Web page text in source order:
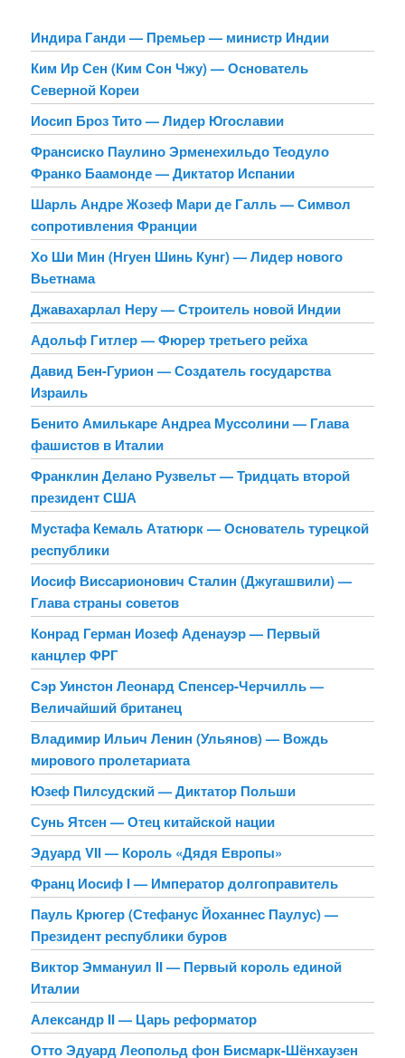
Индира Ганди — Премьер — министр Индии
Ким Ир Сен (Ким Сон Чжу) — Основатель
Северной Кореи
Иосип Броз Тито — Лидер Югославии
Франсиско Паулино Эрменехильдо Теодуло
Франко Баамонде — Диктатор Испании
Шарль Андре Жозеф Мари де Галль — Символ
сопротивления Франции
Хо Ши Мин (Нгуен Шинь Кунг) — Лидер нового
Вьетнама
Джавахарлал Неру — Строитель новой Индии
Адольф Гитлер — Фюрер третьего рейха
Давид Бен-Гурион — Создатель государства
Израиль
Бенито Амилькаре Андреа Муссолини — Глава
фашистов в Италии
Франклин Делано Рузвельт — Тридцать второй
президент США
Мустафа Кемаль Ататюрк — Основатель турецкой
республики
Иосиф Виссарионович Сталин (Джугашвили) —
Глава страны советов
Конрад Герман Иозеф Аденауэр — Первый
канцлер ФРГ
Сэр Уинстон Леонард Спенсер-Черчилль —
Величайший британец
Владимир Ильич Ленин (Ульянов) — Вождь
мирового пролетариата
Юзеф Пилсудский — Диктатор Польши
Сунь Ятсен — Отец китайской нации
Эдуард VII — Король «Дядя Европы»
Франц Иосиф I — Император долгоправитель
Пауль Крюгер (Стефанус Йоханнес Паулус) —
Президент республики буров
Виктор Эммануил II — Первый король единой
Италии
Александр II — Царь реформатор
Отто Эдуард Леопольд фон Бисмарк-Шёнхаузен